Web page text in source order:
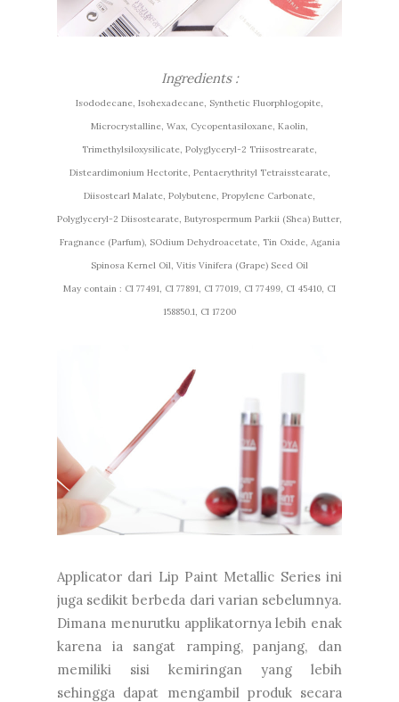
Ingredients :
Isododecane, Isohexadecane, Synthetic Fluorphlogopite,
Microcrystalline, Wax, Cycopentasiloxane, Kaolin,
Trimethylsiloxysilicate, Polyglyceryl-2 Triisostrearate,
Disteardimonium Hectorite, Pentaerythrityl Tetraisstearate,
Diisostearl Malate, Polybutene, Propylene Carbonate,
Polyglyceryl-2 Diisostearate, Butyrospermum Parkii (Shea) Butter,
Fragnance (Parfum), SOdium Dehydroacetate, Tin Oxide, Agania
Spinosa Kernel Oil, Vitis Vinifera (Grape) Seed Oil
May contain : CI 77491, CI 77891, CI 77019, CI 77499, CI 45410, CI
158850.1, CI 17200
Applicator dari Lip Paint Metallic Series ini
juga sedikit berbeda dari varian sebelumnya.
Dimana menurutku applikatornya lebih enak
karena ia sangat ramping, panjang, dan
memiliki sisi kemiringan yang lebih
sehingga dapat mengambil produk secara